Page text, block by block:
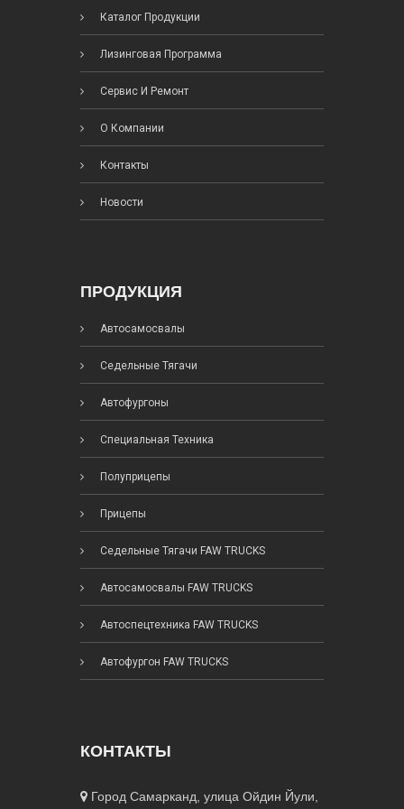
Каталог Продукции
Лизинговая Программа
Сервис И Ремонт
О Компании
Контакты
Новости
ПРОДУКЦИЯ
Автосамосвалы
Седельные Тягачи
Автофургоны
Специальная Техника
Полуприцепы
Прицепы
Седельные Тягачи FAW TRUCKS
Автосамосвалы FAW TRUCKS
Автоспецтехника FAW TRUCKS
Автофургон FAW TRUCKS
КОНТАКТЫ
Город Самарканд, улица Ойдин Йули,